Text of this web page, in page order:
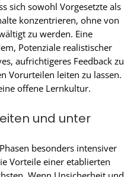
sich sowohl Vorgesetzte als
konzentrieren, ohne von
zu werden. Eine
Potenziale realistischer
aufrichtigeres Feedback zu
Vorurteilen leiten zu lassen.
offene Lernkultur.
und unter
besonders intensiver
Vorteile einer etablierten